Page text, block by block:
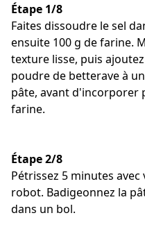
Étape 1/8
Faites dissoudre le sel
ensuite 100 g de farine.
texture lisse, puis
poudre de betterave à
pâte, avant d'incorporer
farine.
Étape 2/8
Pétrissez 5 minutes
robot. Badigeonnez la
dans un bol.